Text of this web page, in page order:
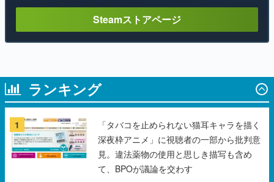
Steamストアページ
ランキング
1
「タバコを止められない猫耳キャラを描く
深夜枠アニメ」に視聴者の一部から批判意
見。違法薬物の使用と思しき描写も含め
て、BPOが議論を交わす